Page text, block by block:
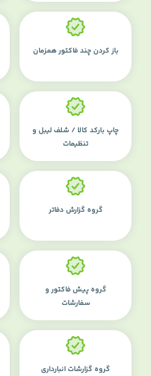
باز کردن چند فاکتور همزمان
چاپ بارکد کالا / شلف لیبل و
تنظیمات
گروه گزارش دفاتر
گروه پیش فاکتور و
سفارشات
گروه گزارشات انبارداری